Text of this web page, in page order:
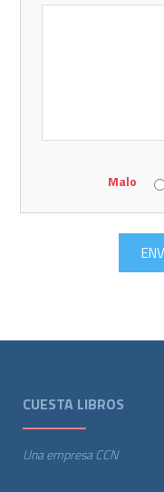
Malo
CUESTA LIBROS
Una empresa CCN